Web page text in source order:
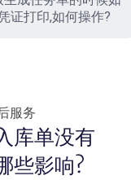
证打印,如何操作?
服务
库单没有
些影响?